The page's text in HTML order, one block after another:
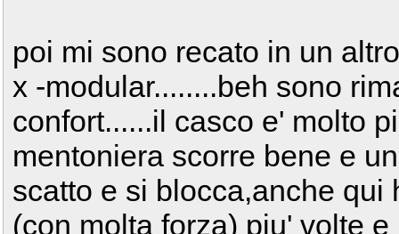
poi mi sono recato in un
x -modular........beh sono
confort......il casco e' molto
mentoniera scorre bene e
scatto e si blocca,anche qui
(con molta forza) piu' volte